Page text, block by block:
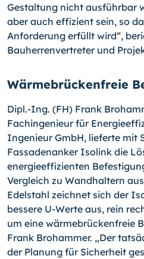
Gestaltung nicht ausführbar
aber auch effizient sein, so
Anforderung erfüllt wird“,
Bauherrenvertreter und
Wärmebrückenfreie
Dipl.-Ing. (FH) Frank
Fachingenieur für
Ingenieur GmbH, lieferte mit
Fassadenanker Isolink die
energieeffizienten
Vergleich zu Wandhaltern
Edelstahl zeichnet sich der
bessere U-Werte aus, rein
um eine wärmebrückenfreie
Frank Brohammer. „Der
der Planung für Sicherheit